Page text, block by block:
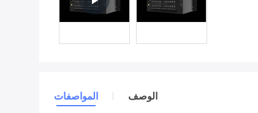
المواصفات الوصف